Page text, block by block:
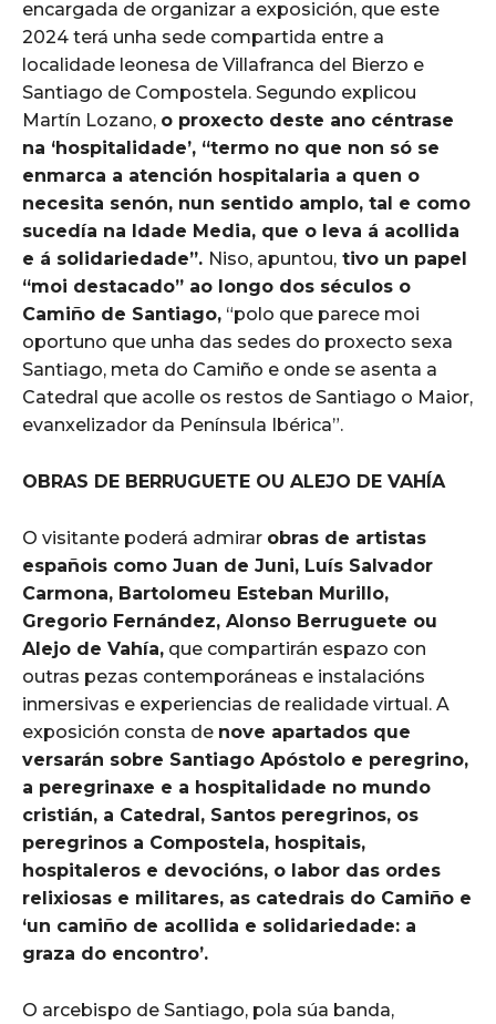
encargada de organizar a exposición, que este
2024 terá unha sede compartida entre a
localidade leonesa de Villafranca del Bierzo e
Santiago de Compostela. Segundo explicou
Martín Lozano, o proxecto deste ano céntrase
na ‘hospitalidade’, “termo no que non só se
enmarca a atención hospitalaria a quen o
necesita senón, nun sentido amplo, tal e como
sucedía na Idade Media, que o leva á acollida
e á solidariedade”. Niso, apuntou, tivo un papel
“moi destacado” ao longo dos séculos o
Camiño de Santiago, “polo que parece moi
oportuno que unha das sedes do proxecto sexa
Santiago, meta do Camiño e onde se asenta a
Catedral que acolle os restos de Santiago o Maior,
evanxelizador da Península Ibérica”.
OBRAS DE BERRUGUETE OU ALEJO DE VAHÍA
O visitante poderá admirar obras de artistas
españois como Juan de Juni, Luís Salvador
Carmona, Bartolomeu Esteban Murillo,
Gregorio Fernández, Alonso Berruguete ou
Alejo de Vahía, que compartirán espazo con
outras pezas contemporáneas e instalacións
inmersivas e experiencias de realidade virtual. A
exposición consta de nove apartados que
versarán sobre Santiago Apóstolo e peregrino,
a peregrinaxe e a hospitalidade no mundo
cristián, a Catedral, Santos peregrinos, os
peregrinos a Compostela, hospitais,
hospitaleros e devocións, o labor das ordes
relixiosas e militares, as catedrais do Camiño e
‘un camiño de acollida e solidariedade: a
graza do encontro’.
O arcebispo de Santiago, pola súa banda,